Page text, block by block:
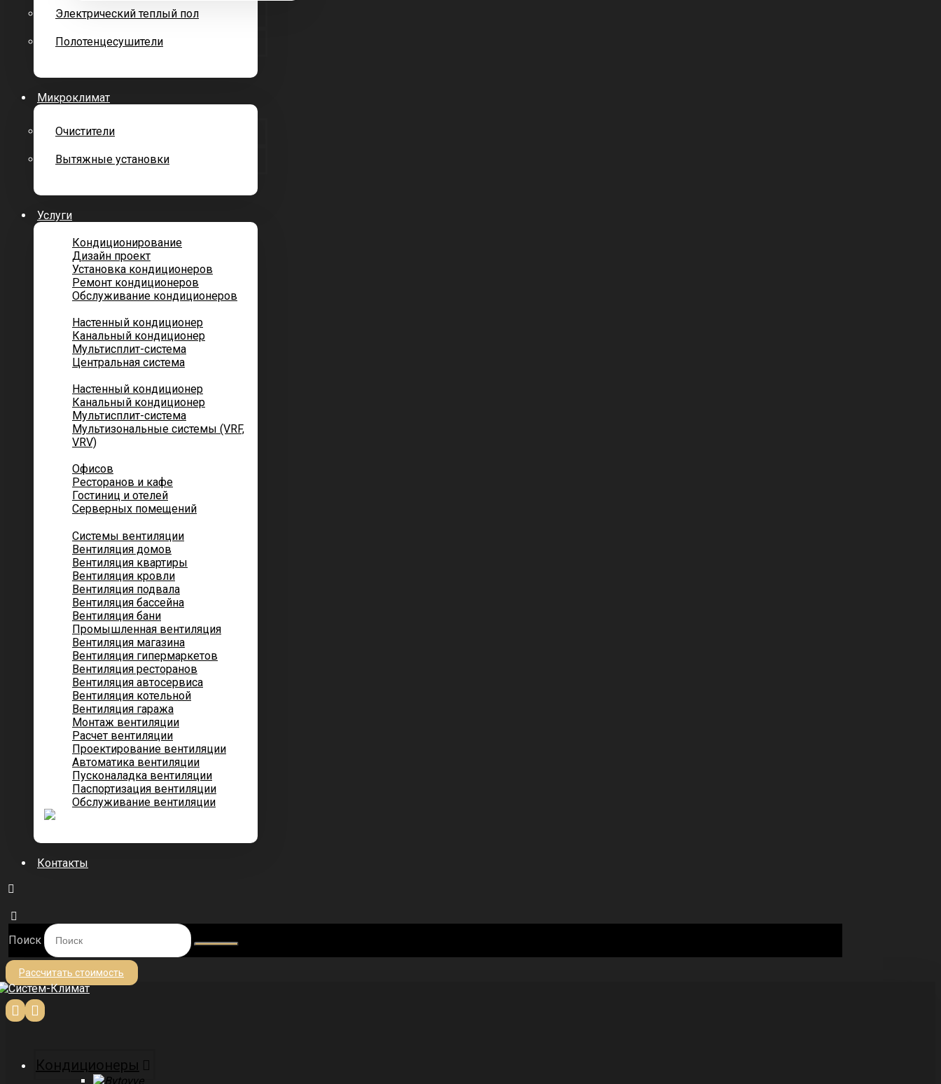
Электрический теплый пол
Полотенцесушители
Микроклимат
Очистители
Вытяжные установки
Услуги
Кондиционирование
Дизайн проект
Установка кондиционеров
Ремонт кондиционеров
Обслуживание кондиционеров
Настенный кондиционер
Канальный кондиционер
Мультисплит-система
Центральная система
Настенный кондиционер
Канальный кондиционер
Мультисплит-система
Мультизональные системы (VRF,
VRV)
Офисов
Ресторанов и кафе
Гостиниц и отелей
Серверных помещений
Системы вентиляции
Вентиляция домов
Вентиляция квартиры
Вентиляция кровли
Вентиляция подвала
Вентиляция бассейна
Вентиляция бани
Промышленная вентиляция
Вентиляция магазина
Вентиляция гипермаркетов
Вентиляция ресторанов
Вентиляция автосервиса
Вентиляция котельной
Вентиляция гаража
Монтаж вентиляции
Расчет вентиляции
Проектирование вентиляции
Автоматика вентиляции
Пусконаладка вентиляции
Паспортизация вентиляции
Обслуживание вентиляции
Контакты
Поиск
Рассчитать стоимость
Кондиционеры